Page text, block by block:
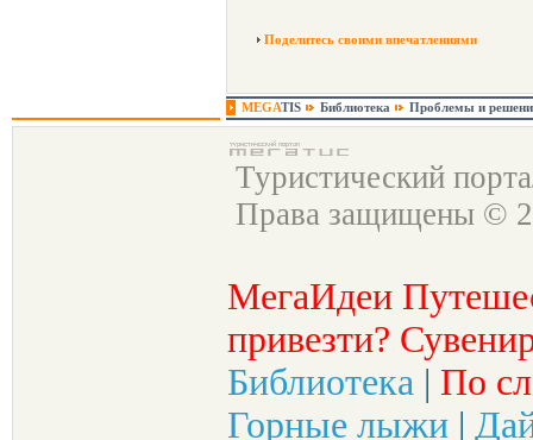
Поделитесь своими впечатлениями
MEGATIS Библиотека Проблемы и
Туристический
Права защищены ©
МегаИдеи
привезти?
Библиотека | По
Горные лыжи |